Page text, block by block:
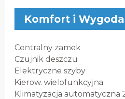
Komfort i Wygoda
Centralny zamek
Czujnik deszczu
Elektryczne szyby
Kierow. wielofunkcyjna
Klimatyzacja automatyczna